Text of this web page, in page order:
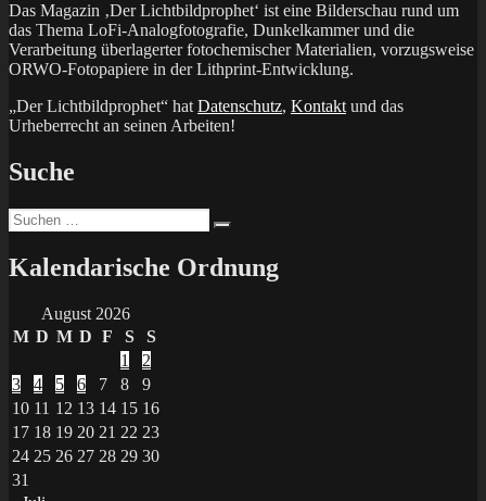
Das Magazin ‚Der Lichtbildprophet‘ ist eine Bilderschau rund um
das Thema LoFi-Analogfotografie, Dunkelkammer und die
Verarbeitung überlagerter fotochemischer Materialien, vorzugsweise
ORWO-Fotopapiere in der Lithprint-Entwicklung.
„Der Lichtbildprophet“ hat Datenschutz, Kontakt und das
Urheberrecht an seinen Arbeiten!
Suche
Suchen
nach:
Kalendarische Ordnung
August 2026
M D M D F S
S
1
2
3
4 5 6 7 8
9
10 11 12 13 14 15 16
17 18 19 20 21 22 23
24 25 26 27 28 29 30
31